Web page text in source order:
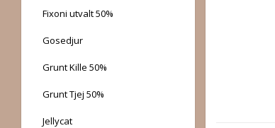
Fixoni utvalt 50%
Gosedjur
Grunt Kille 50%
Grunt Tjej 50%
Jellycat